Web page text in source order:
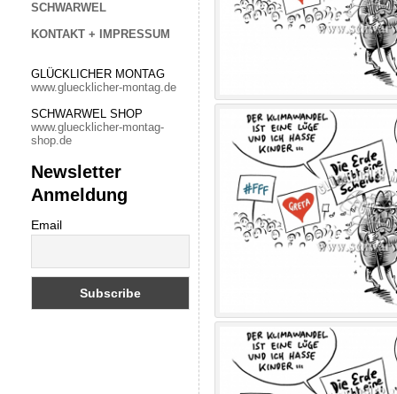
SCHWARWEL
KONTAKT + IMPRESSUM
GLÜCKLICHER MONTAG
www.gluecklicher-montag.de
SCHWARWEL SHOP
www.gluecklicher-montag-
shop.de
Newsletter
Anmeldung
Email